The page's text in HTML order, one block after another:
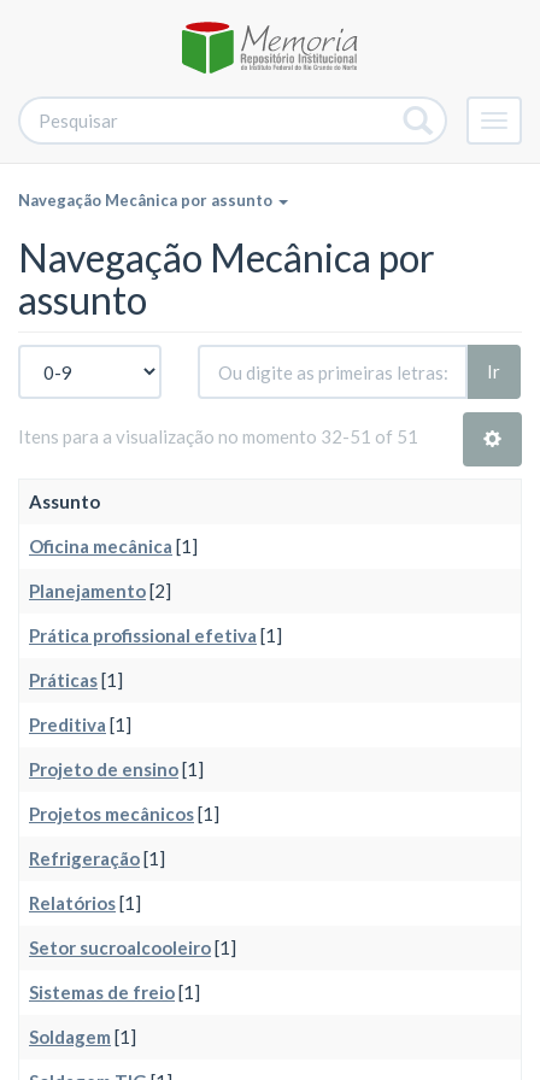
Navegação Mecânica por assunto
Navegação Mecânica por
assunto
Ir
Itens para a visualização no momento 32-51 of 51
Assunto
Oficina mecânica [1]
Planejamento[2]
Prática profissional efetiva [1]
Práticas[1]
Preditiva [1]
Projeto de ensino[1]
Projetos mecânicos[1]
Refrigeração[1]
Relatórios[1]
Setor sucroalcooleiro[1]
Sistemas de freio[1]
Soldagem [1]